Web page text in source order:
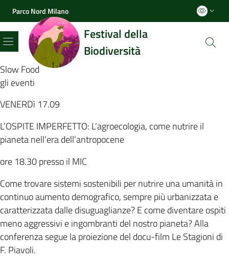
Parco Nord Milano
Festival della
Biodiversità
Menu
Slow Food
gli eventi
VENERDì 17.09
L’OSPITE IMPERFETTO: L’agroecologia, come nutrire il
pianeta nell’era dell’antropocene
ore 18.30 presso il MIC
Come trovare sistemi sostenibili per nutrire una umanità in
continuo aumento demografico, sempre più urbanizzata e
caratterizzata dalle disuguaglianze? E come diventare ospiti
meno aggressivi e ingombranti del nostro pianeta? Alla
conferenza segue la proiezione del docu-film Le Stagioni di
F. Piavoli.